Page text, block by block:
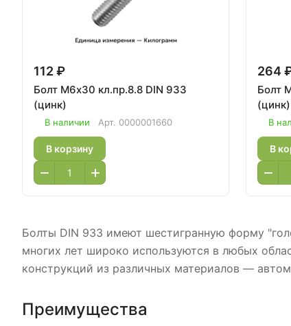
112 ₽
Болт М6х30 кл.пр.8.8 DIN 933
(цинк)
В наличии Арт. 0000001660
В корзину
264
Болт
(цинк)
В
В
Болты DIN 933 имеют шестигранную форму
многих лет широко используются в любых
конструкций из различных материалов —
Преимущества